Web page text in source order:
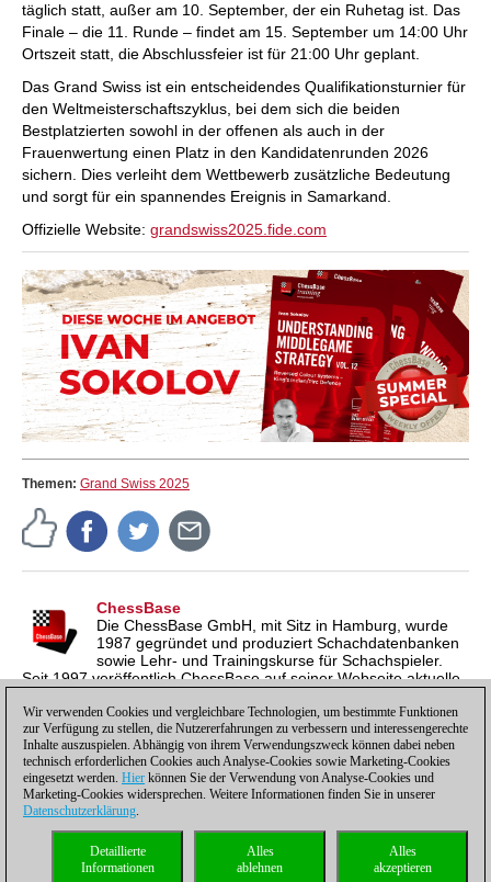
täglich statt, außer am 10. September, der ein Ruhetag ist. Das
Finale – die 11. Runde – findet am 15. September um 14:00 Uhr
Ortszeit statt, die Abschlussfeier ist für 21:00 Uhr geplant.
Das Grand Swiss ist ein entscheidendes Qualifikationsturnier für
den Weltmeisterschaftszyklus, bei dem sich die beiden
Bestplatzierten sowohl in der offenen als auch in der
Frauenwertung einen Platz in den Kandidatenrunden 2026
sichern. Dies verleiht dem Wettbewerb zusätzliche Bedeutung
und sorgt für ein spannendes Ereignis in Samarkand.
Offizielle Website: grandswiss2025.fide.com
Themen: Grand Swiss 2025
ChessBase
Die ChessBase GmbH, mit Sitz in Hamburg, wurde
1987 gegründet und produziert Schachdatenbanken
sowie Lehr- und Trainingskurse für Schachspieler.
Seit 1997 veröffentlich ChessBase auf seiner Webseite aktuelle
inzwischen in vier Sprachen und gilt weltweit als wichtigste
Schachnachrichtenseite.
Datenschutzhinweis| Kontakt| |Lizenzen
Compliance Hotline|
Wir verwenden Cookies und vergleichbare Technologien, um bestimmte Funktionen
zur Verfügung zu stellen, die Nutzererfahrungen zu verbessern und interessengerechte
Inhalte auszuspielen. Abhängig von ihrem Verwendungszweck können dabei neben
technisch erforderlichen Cookies auch Analyse-Cookies sowie Marketing-Cookies
eingesetzt werden. Hier können Sie der Verwendung von Analyse-Cookies und
Marketing-Cookies widersprechen. Weitere Informationen finden Sie in unserer
Datenschutzerklärung.
Alles
akzeptieren
Alles
ablehnen
Detaillierte
Informationen